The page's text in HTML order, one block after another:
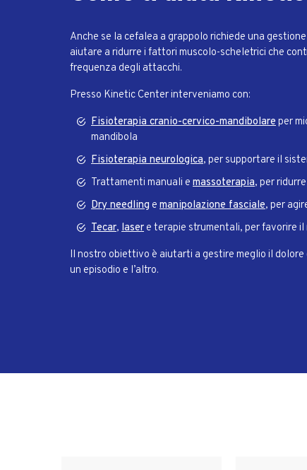
Anche se la cefalea a grappolo richiede una
aiutare a ridurre i fattori muscolo-scheletrici che
frequenza degli attacchi.
Presso Kinetic Center interveniamo con:
Fisioterapia cranio-cervico-mandibolareper
mandibola
Fisioterapia neurologica, per supportare il
Trattamenti manuali e massoterapia, per
Dry needling e manipolazione fasciale, per
Tecar, laser e terapie strumentali, per favorire
Il nostro obiettivo è aiutarti a gestire meglio il
un episodio e l’altro.